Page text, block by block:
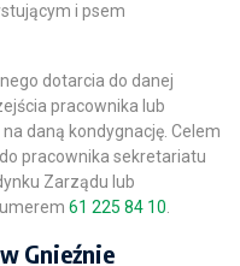
i psem
dotarcia do danej
pracownika lub
daną kondygnację. Celem
pracownika sekretariatu
Zarządu lub
61 225 84 10
Gnieźnie